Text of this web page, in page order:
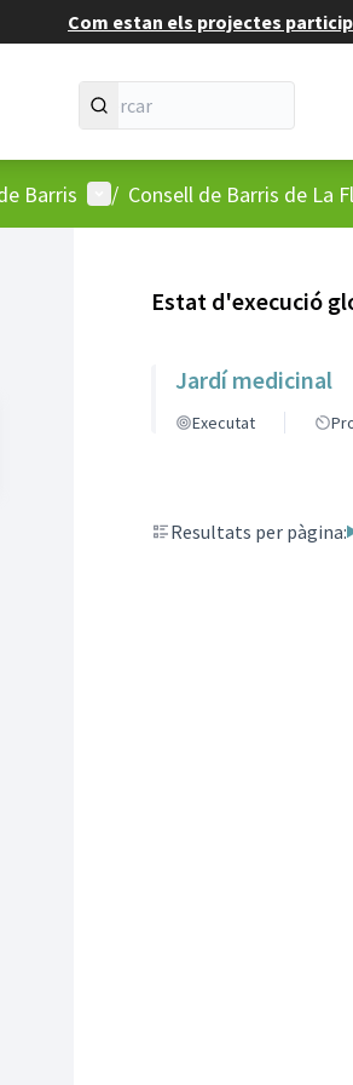
Com estan els projectes
Barris Menú d'usuari
/ Consell de Barris de La
Estat d'execució
Jardí medicinal
Executat
Resultats per pàgina: